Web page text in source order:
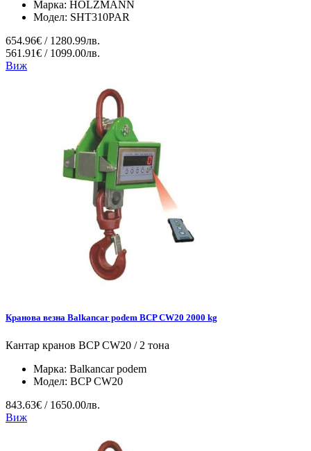
Марка: HOLZMANN
Модел: SHT310PAR
654.96€ / 1280.99лв.
561.91€ / 1099.00лв.
Виж
Кранова везна Balkancar podem BCP CW20 2000 kg
Кантар кранов BCP CW20 / 2 тона
Марка: Balkancar podem
Модел: BCP CW20
843.63€ / 1650.00лв.
Виж